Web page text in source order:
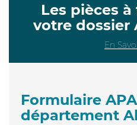
Les pièces
votre dossier
En
Formulaire
département